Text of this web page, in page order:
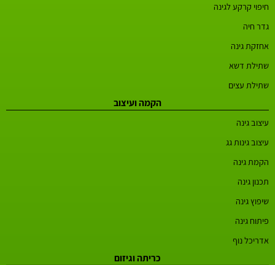
חיפוי קרקע לגינה
גדר חיה
אחזקת גינה
שתילת דשא
שתילת עצים
הקמה ועיצוב
עיצוב גינה
עיצוב גינות גג
הקמת גינה
תכנון גינה
שיפוץ גינה
פיתוח גינה
אדריכל נוף
כריתה וגיזום